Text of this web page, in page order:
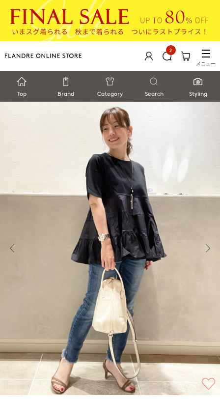
2
メニュー
Top Brand Category Search Styling